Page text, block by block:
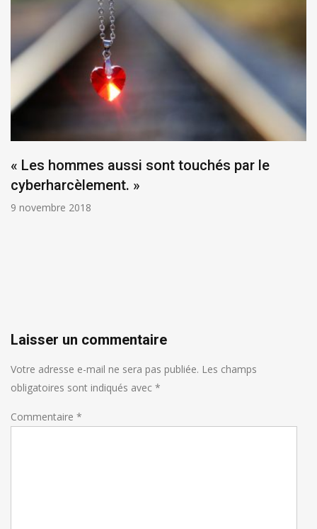
« Les hommes aussi sont touchés par le
cyberharcèlement. »
9 novembre 2018
Laisser un commentaire
Votre adresse e-mail ne sera pas publiée. Les champs
obligatoires sont indiqués avec *
Commentaire *